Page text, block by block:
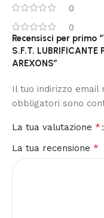
0
0
Recensisci per primo
S.F.T. LUBRIFICANTE
AREXONS”
Il tuo indirizzo email
obbligatori sono
La tua valutazione *
La tua recensione *